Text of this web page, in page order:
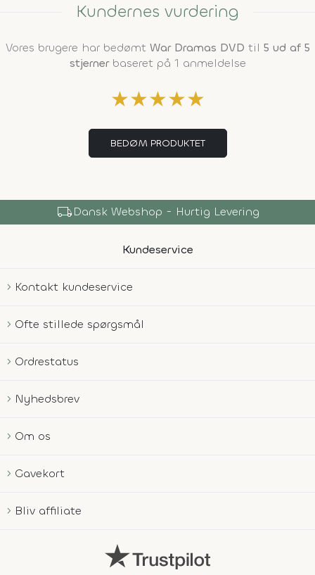
Kundernes vurdering
Vores brugere har bedømt War Dramas DVD til 5 ud af 5
stjernerbaseret på 1 anmeldelse
★★★★★
BEDØM PRODUKTET
local_shippingDansk Webshop - Hurtig Levering
Kundeservice
Kontakt kundeservice
Ofte stillede spørgsmål
Ordrestatus
Nyhedsbrev
Om os
Gavekort
Bliv affiliate